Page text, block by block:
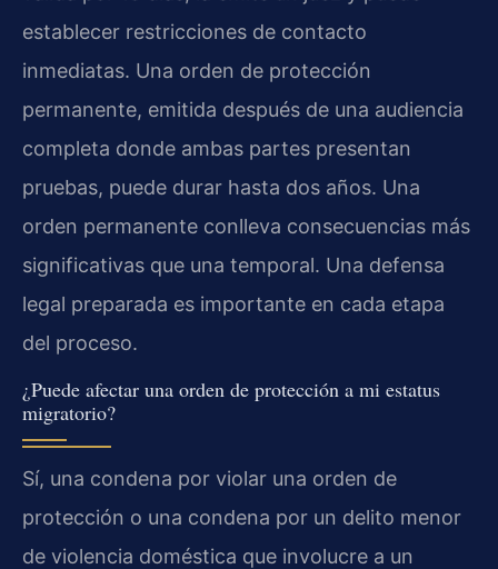
establecer restricciones de contacto
inmediatas. Una orden de protección
permanente, emitida después de una audiencia
completa donde ambas partes presentan
pruebas, puede durar hasta dos años. Una
orden permanente conlleva consecuencias más
significativas que una temporal. Una defensa
legal preparada es importante en cada etapa
del proceso.
¿Puede afectar una orden de protección a mi estatus
migratorio?
Sí, una condena por violar una orden de
protección o una condena por un delito menor
de violencia doméstica que involucre a un